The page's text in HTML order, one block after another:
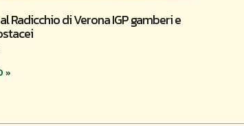
Radicchio di Verona IGP gamberi e
»